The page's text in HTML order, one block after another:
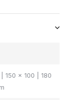
150 x 100 | 180